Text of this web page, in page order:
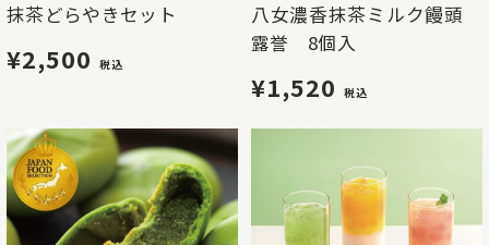
抹茶どらやきセット
¥2,500 税込
八女濃香抹茶ミルク饅頭
露誉 8個入
¥1,520 税込